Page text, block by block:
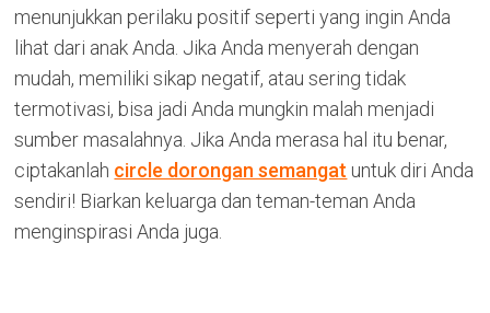
menunjukkan perilaku positif seperti yang ingin Anda
lihat dari anak Anda. Jika Anda menyerah dengan
mudah, memiliki sikap negatif, atau sering tidak
termotivasi, bisa jadi Anda mungkin malah menjadi
sumber masalahnya. Jika Anda merasa hal itu benar,
ciptakanlah circle dorongan semangat untuk diri Anda
sendiri! Biarkan keluarga dan teman-teman Anda
menginspirasi Anda juga.